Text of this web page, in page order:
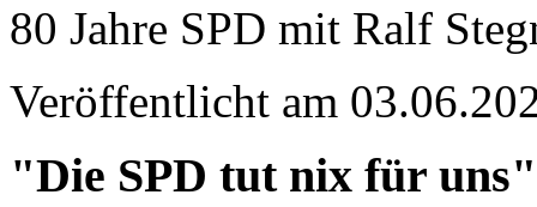
80 Jahre SPD mit Ralf
Veröffentlicht am
"Die SPD tut nix für